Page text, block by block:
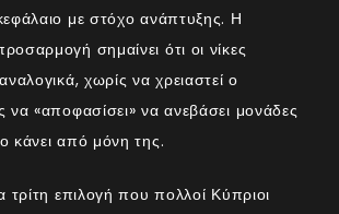
με στόχο ανάπτυξης. Η
σημαίνει ότι οι νίκες
χωρίς να χρειαστεί ο
να «αποφασίσει» να ανεβάσει μονάδες
κάνει από μόνη της.
τρίτη επιλογή που πολλοί Κύπριοι